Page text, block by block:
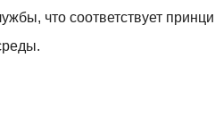
что соответствует